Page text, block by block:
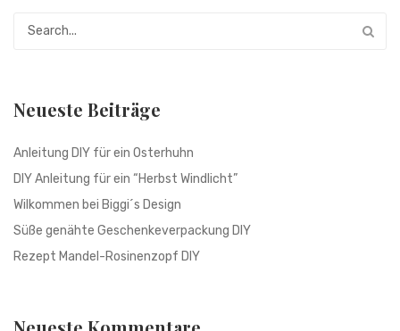
Neueste Beiträge
Anleitung DIY für ein Osterhuhn
DIY Anleitung für ein “Herbst Windlicht”
Wilkommen bei Biggi´s Design
Süße genähte Geschenkeverpackung DIY
Rezept Mandel-Rosinenzopf DIY